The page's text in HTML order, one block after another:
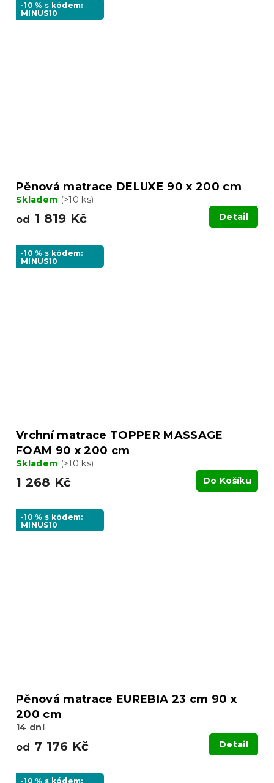
-10 % s kódem:
MINUS10
Pěnová matrace DELUXE 90 x 200 cm
Skladem (>10 ks)
od 1 819 Kč Detail
-10 % s kódem:
MINUS10
Vrchní matrace TOPPER MASSAGE
FOAM 90 x 200 cm
Skladem (>10 ks)
1 268 Kč Do Košíku
-10 % s kódem:
MINUS10
Pěnová matrace EUREBIA 23 cm 90 x
200 cm
14 dní
od 7 176 Kč Detail
-10 % s kódem: